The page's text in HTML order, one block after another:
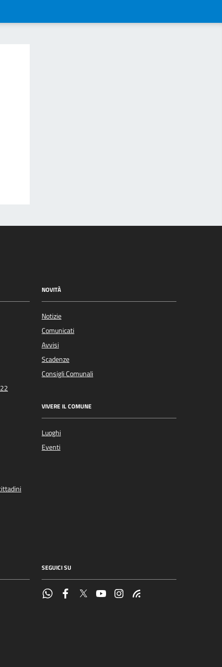
NOVITÀ
Notizie
Comunicati
Avvisi
Scadenze
Consigli Comunali
VIVERE IL COMUNE
Luoghi
Eventi
SEGUICI SU